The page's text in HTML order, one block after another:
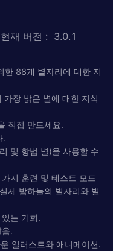
현재 버전 : 3.0.1
한 88개 별자리에 대한 지
장 밝은 별에 대한 지식
직접 만드세요.
.
및 항법 별)을 사용할 수
지 훈련 및 테스트 모드
제 밤하늘의 별자리와 별
는 기회.
.
일러스트와 애니메이션.